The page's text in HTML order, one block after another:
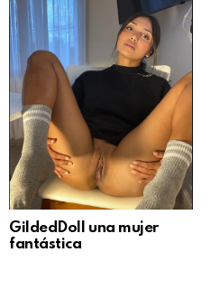
GildedDoll una mujer
fantástica